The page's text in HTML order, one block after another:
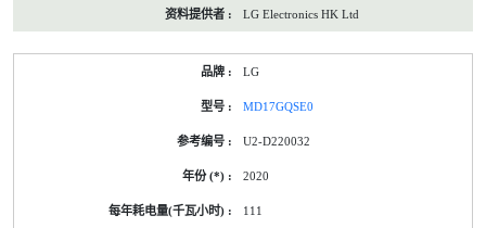
LG Electronics HK Ltd
LG
MD17GQSE0
U2-D220032
2020
111